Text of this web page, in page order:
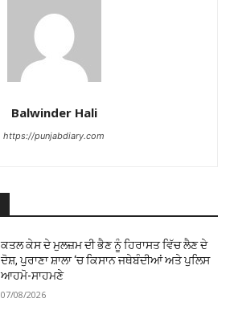
Balwinder Hali
https://punjabdiary.com
ਕਤਲ ਕੇਸ ਦੇ ਮੁਲਜ਼ਮ ਦੀ ਭੈਣ ਨੂੰ ਹਿਰਾਸਤ ਵਿੱਚ ਲੈਣ ਦੇ
ਦੋਸ਼, ਪੁਰਾਣਾ ਸ਼ਾਲਾ ‘ਚ ਕਿਸਾਨ ਜਥੇਬੰਦੀਆਂ ਅਤੇ ਪੁਲਿਸ
ਆਹਮੋ-ਸਾਹਮਣੇ
07/08/2026